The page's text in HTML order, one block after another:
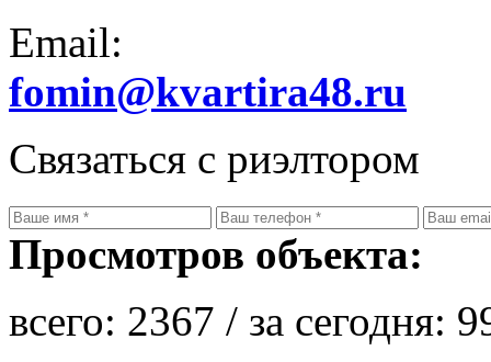
Email:
fomin@kvartira48.ru
Связаться с риэлтором
Просмотров объекта:
всего: 2367 / за сегодня: